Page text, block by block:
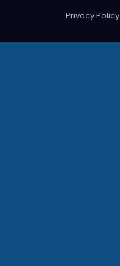
Privacy Policy